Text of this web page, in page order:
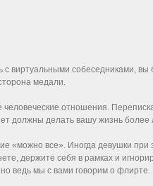
собеседниками, вы
медали.
отношения.
должны делать вашу жизнь более
все». Иногда девушки при
держите себя в рамках и
ведь мы с вами говорим о флирте.